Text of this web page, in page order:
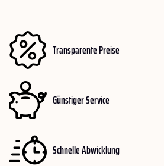
Transparente Preise
Günstiger Service
Schnelle Abwicklung